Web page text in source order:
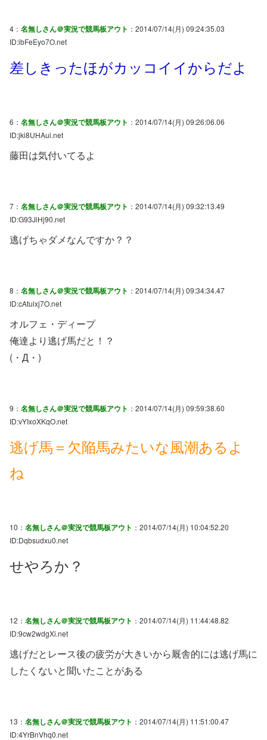
4： 名無しさん＠実況で競馬板アウト ：2014/07/14(月) 09:24:35.03
ID:ibFeEyo7O.net
差しきったほがカッコイイからだよ
6： 名無しさん＠実況で競馬板アウト ：2014/07/14(月) 09:26:06.06
ID:jki8UHAui.net
藤田は気付いてるよ
7： 名無しさん＠実況で競馬板アウト ：2014/07/14(月) 09:32:13.49
ID:G93JiHj90.net
逃げちゃダメなんですか？？
8： 名無しさん＠実況で競馬板アウト ：2014/07/14(月) 09:34:34.47
ID:cAtulxj7O.net
オルフェ・ディープ
俺達より逃げ馬だと！？
(・Д・)
9： 名無しさん＠実況で競馬板アウト ：2014/07/14(月) 09:59:38.60
ID:vYIxoXKqO.net
逃げ馬＝欠陥馬みたいな風潮あるよ
ね
10： 名無しさん＠実況で競馬板アウト ：2014/07/14(月) 10:04:52.20
ID:Dqbsudxu0.net
せやろか？
12： 名無しさん＠実況で競馬板アウト ：2014/07/14(月) 11:44:48.82
ID:9cw2wdgXi.net
逃げだとレース後の疲労が大きいから厩舎的には逃げ馬に
したくないと聞いたことがある
13： 名無しさん＠実況で競馬板アウト ：2014/07/14(月) 11:51:00.47
ID:4YrBnVhq0.net